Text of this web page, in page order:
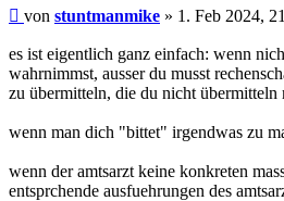
Beitrag
von stuntmanmike » 1. Feb 2024,
es ist eigentlich ganz einfach: wenn
wahrnimmst, ausser du musst
zu übermitteln, die du nicht
wenn man dich "bittet" irgendwas zu
wenn der amtsarzt keine konkreten
entsprchende ausfuehrungen des